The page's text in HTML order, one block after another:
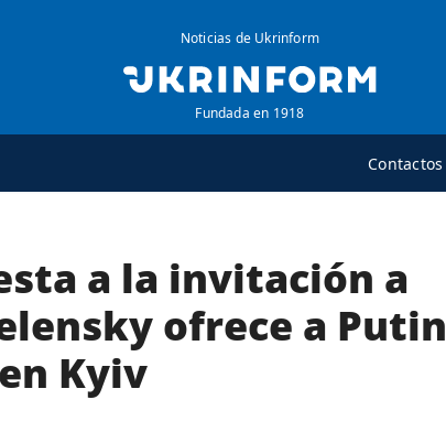
Noticias de Ukrinform
Fundada en 1918
Contactos
sobre la agencia
condiciones de
ADICIONAL
Publicaciones
a la invitación a
ofrece a Putin
Kyiv